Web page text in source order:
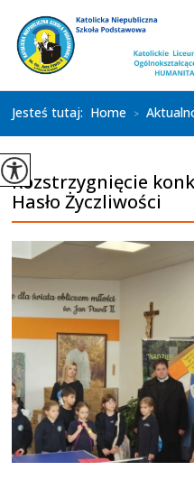
Jesteś tutaj: Home >
Rozstrzygnięcie
Hasło Życzliwości